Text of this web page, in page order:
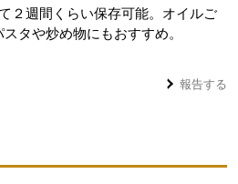
２週間くらい保存可能。オイルご
タや炒め物にもおすすめ。
報告する